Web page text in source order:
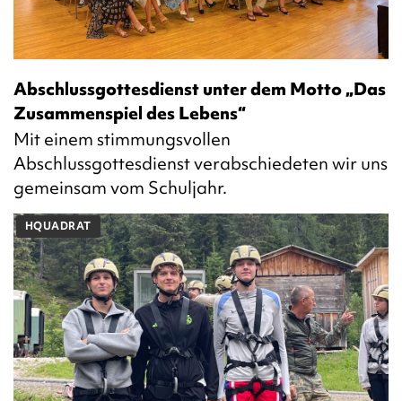
Abschlussgottesdienst unter dem Motto „Das
Zusammenspiel des Lebens“
Mit einem stimmungsvollen
Abschlussgottesdienst verabschiedeten wir uns
gemeinsam vom Schuljahr.
HQUADRAT